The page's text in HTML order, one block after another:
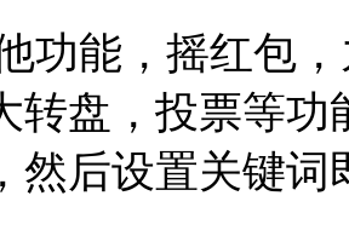
能，摇红包，
转盘，投票等功
然后设置关键词